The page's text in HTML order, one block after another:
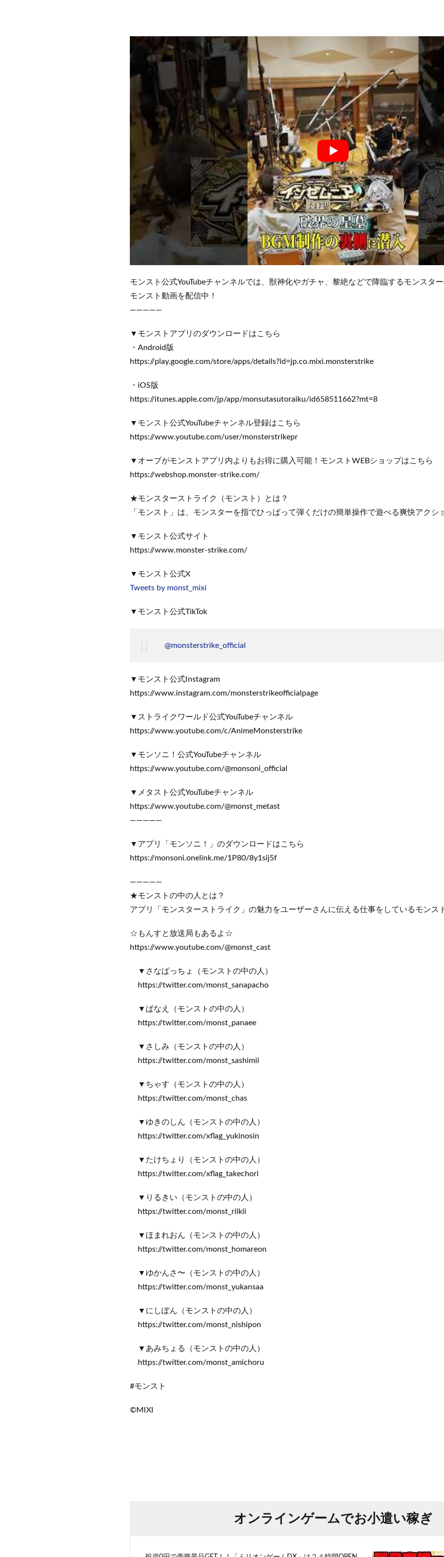
モンスト公式YouTubeチャンネルでは、獣神化やガチャ、黎絶などで降臨するモンスタ
モンスト動画を配信中！
—————
▼モンストアプリのダウンロードはこちら
・Android版
https://play.google.com/store/apps/details?id=jp.co.mixi.monsterstrike
・iOS版
https://itunes.apple.com/jp/app/monsutasutoraiku/id658511662?mt=8
▼モンスト公式YouTubeチャンネル登録はこちら
https://www.youtube.com/user/monsterstrikepr
▼オーブがモンストアプリ内よりもお得に購入可能！モンストWEBショップはこちら
https://webshop.monster-strike.com/
★モンスターストライク（モンスト）とは？
「モンスト」は、モンスターを指でひっぱって弾くだけの簡単操作で遊べる爽快アクシ
▼モンスト公式サイト
https://www.monster-strike.com/
▼モンスト公式X
Tweets by monst_mixi
▼モンスト公式TikTok
@monsterstrike_official
▼モンスト公式Instagram
https://www.instagram.com/monsterstrikeofficialpage
▼ストライクワールド公式YouTubeチャンネル
https://www.youtube.com/c/AnimeMonsterstrike
▼モンソニ！公式YouTubeチャンネル
https://www.youtube.com/@monsoni_official
▼メタスト公式YouTubeチャンネル
https://www.youtube.com/@monst_metast
—————
▼アプリ「モンソニ！」のダウンロードはこちら
https://monsoni.onelink.me/1P80/8y1sij5f
—————
★モンストの中の人とは？
アプリ「モンスターストライク」の魅力をユーザーさんに伝える仕事をしているモンス
☆もんすと放送局もあるよ☆
https://www.youtube.com/@monst_cast
▼さなぱっちょ（モンストの中の人）
https://twitter.com/monst_sanapacho
▼ぱなえ（モンストの中の人）
https://twitter.com/monst_panaee
▼さしみ（モンストの中の人）
https://twitter.com/monst_sashimii
▼ちゃす（モンストの中の人）
https://twitter.com/monst_chas
▼ゆきのしん（モンストの中の人）
https://twitter.com/xflag_yukinosin
▼たけちょり（モンストの中の人）
https://twitter.com/xflag_takechori
▼りるきい（モンストの中の人）
https://twitter.com/monst_rilkii
▼ほまれおん（モンストの中の人）
https://twitter.com/monst_homareon
▼ゆかんさ〜（モンストの中の人）
https://twitter.com/monst_yukansaa
▼にしぽん（モンストの中の人）
https://twitter.com/monst_nishipon
▼あみちょる（モンストの中の人）
https://twitter.com/monst_amichoru
#モンスト
©MIXI
オンラインゲームでお小遣い稼ぎ